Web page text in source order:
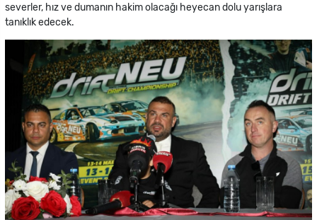
severler, hız ve dumanın hakim olacağı heyecan dolu yarışlara
tanıklık edecek.